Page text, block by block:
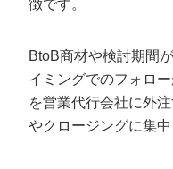
営業代行なら
ださい
徴です。
BtoB商材や検討期間
イミングでのフォロ
を営業代行会社に外
やクロージングに集中